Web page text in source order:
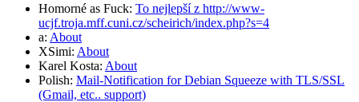
Homorné as Fuck: To nejlepší z http://www-
ucjf.troja.mff.cuni.cz/scheirich/index.php?s=4
a: About
XSimi: About
Karel Kosta: About
Polish: Mail-Notification for Debian Squeeze with TLS/SSL
(Gmail, etc.. support)